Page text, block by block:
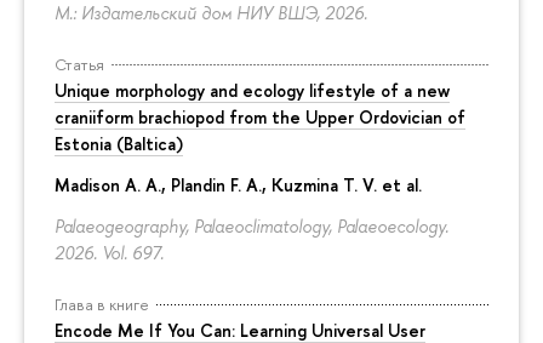
М.: Издательский дом НИУ ВШЭ, 2026.
Статья
Unique morphology and ecology lifestyle of a new
craniiform brachiopod from the Upper Ordovician of
Estonia (Baltica)
Madison A. A., Plandin F. A., Kuzmina T. V. et al.
Palaeogeography, Palaeoclimatology, Palaeoecology.
2026. Vol. 697.
Глава в книге
Encode Me If You Can: Learning Universal User